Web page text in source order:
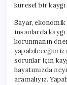
küresel bir
Sayar,
insanlarda
korunmanın
yapabileceğimiz
sorunlar için
hayatımızda
aramalıyız.